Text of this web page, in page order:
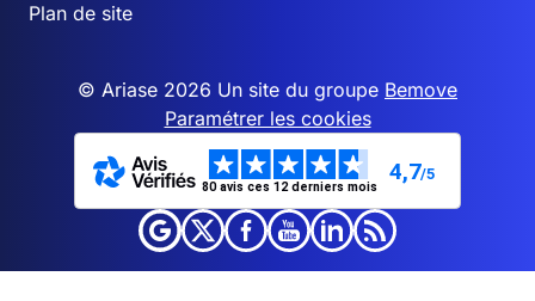
Plan de site
© Ariase 2026 Un site du groupe Bemove
Paramétrer les cookies
80 avis ces 12 derniers mois
4,7/5